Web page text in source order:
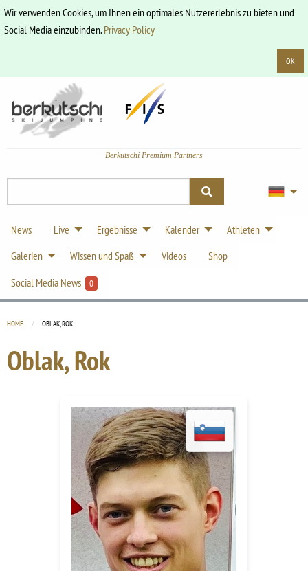
Wir verwenden Cookies, um Ihnen ein optimales Nutzererlebnis zu bieten und
Social Media einzubinden.Privacy Policy
OK
Berkutschi Premium Partners
News Live Ergebnisse Kalender
Athleten
Galerien
Wissen und Spaß Videos
Shop
Social Media News
0
HOME CURRENT:
OBLAK, ROK
Oblak, Rok